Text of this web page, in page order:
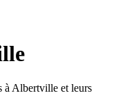
à Albertville et leurs